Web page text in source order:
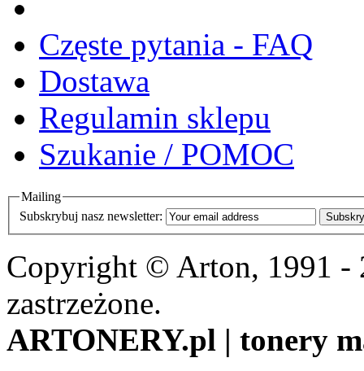
Częste pytania - FAQ
Dostawa
Regulamin sklepu
Szukanie / POMOC
Mailing
Subskrybuj nasz newsletter:
Copyright © Arton, 1991 -
zastrzeżone.
ARTONERY.pl | tonery